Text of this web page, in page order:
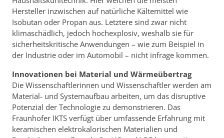
Hersteller inzwischen auf natürliche Kältemittel wie
Isobutan oder Propan aus. Letztere sind zwar nicht
klimaschädlich, jedoch hochexplosiv, weshalb sie für
sicherheitskritische Anwendungen – wie zum Beispiel in
der Industrie oder im Automobil – nicht infrage kommen.
Innovationen bei Material und Wärmeübertrag
Die Wissenschaftlerinnen und Wissenschaftler werden am
Material- und Systemaufbau arbeiten, um das disruptive
Potenzial der Technologie zu demonstrieren. Das
Fraunhofer IKTS verfügt über umfassende Erfahrung mit
keramischen elektrokalorischen Materialien und